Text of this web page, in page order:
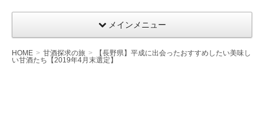
メインメニュー
HOME 甘酒探求の旅
【長野県】平成に出会ったおすすめしたい美味し
い甘酒たち【2019年4月末選定】